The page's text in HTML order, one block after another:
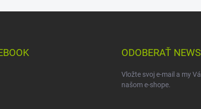
ODOBERAŤ
Vložte svoj e-mail a my
našom e-shope.